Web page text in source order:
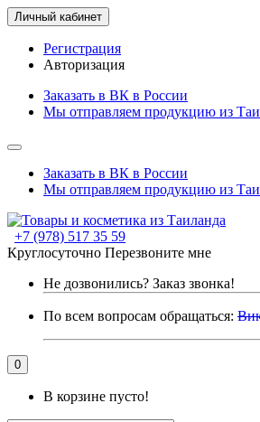
Личный кабинет
Регистрация
Авторизация
Заказать в ВК в России
Мы отправляем продукцию из
Заказать в ВК в России
Мы отправляем продукцию из
+7 (978) 517 35 59
Круглосуточно Перезвоните мне
Не дозвонились? Заказ звонка!
По всем вопросам обращаться:
0
В корзине пусто!